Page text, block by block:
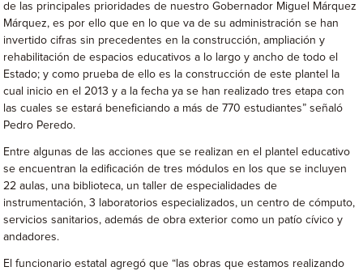
de las principales prioridades de nuestro Gobernador Miguel Márquez
Márquez, es por ello que en lo que va de su administración se han
invertido cifras sin precedentes en la construcción, ampliación y
rehabilitación de espacios educativos a lo largo y ancho de todo el
Estado; y como prueba de ello es la construcción de este plantel la
cual inicio en el 2013 y a la fecha ya se han realizado tres etapa con
las cuales se estará beneficiando a más de 770 estudiantes” señaló
Pedro Peredo.
Entre algunas de las acciones que se realizan en el plantel educativo
se encuentran la edificación de tres módulos en los que se incluyen
22 aulas, una biblioteca, un taller de especialidades de
instrumentación, 3 laboratorios especializados, un centro de cómputo,
servicios sanitarios, además de obra exterior como un patío cívico y
andadores.
El funcionario estatal agregó que “las obras que estamos realizando